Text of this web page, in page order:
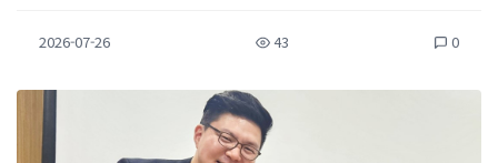
2026-07-26 43 0